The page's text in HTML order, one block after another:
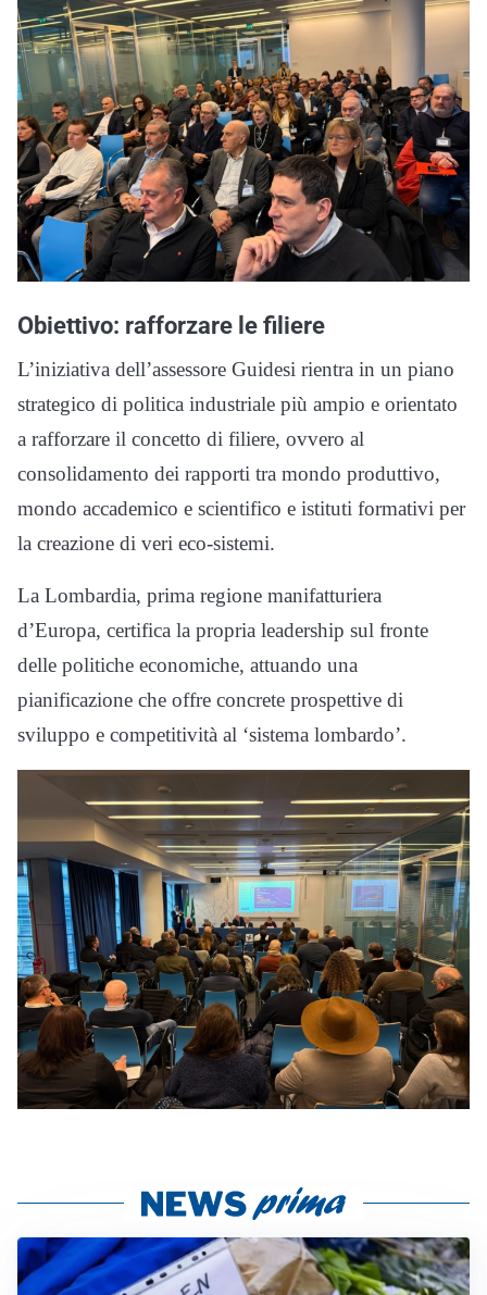
Obiettivo: rafforzare le filiere
L’iniziativa dell’assessore Guidesi rientra in un piano
strategico di politica industriale più ampio e orientato
a rafforzare il concetto di filiere, ovvero al
consolidamento dei rapporti tra mondo produttivo,
mondo accademico e scientifico e istituti formativi per
la creazione di veri eco-sistemi.
La Lombardia, prima regione manifatturiera
d’Europa, certifica la propria leadership sul fronte
delle politiche economiche, attuando una
pianificazione che offre concrete prospettive di
sviluppo e competitività al ‘sistema lombardo’.